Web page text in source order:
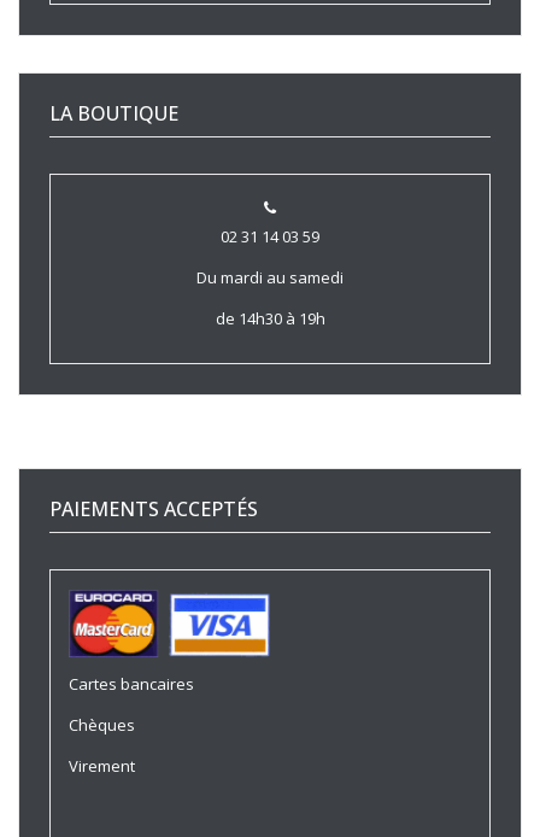
LA BOUTIQUE
02 31 14 03 59
Du mardi au samedi
de 14h30 à 19h
PAIEMENTS ACCEPTÉS
Cartes bancaires
Chèques
Virement